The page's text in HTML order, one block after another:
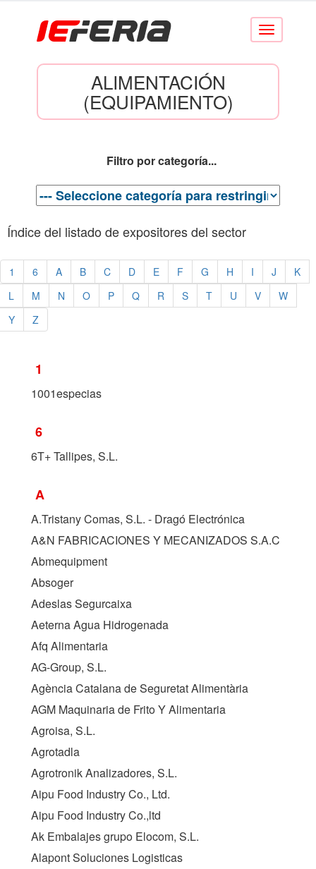
Conmutar
navegación
ALIMENTACIÓN
(EQUIPAMIENTO)
Filtro por categoría...
Índice del listado de expositores del sector
1 6 A B C D E F G H I J
K
L
M N O P Q R S T U V
W
Y
Z
1
1001especias
6
6T+ Tallipes, S.L.
A
A.Tristany Comas, S.L. - Dragó Electrónica
A&N FABRICACIONES Y MECANIZADOS S.A.C
Abmequipment
Absoger
Adeslas Segurcaixa
Aeterna Agua Hidrogenada
Afq Alimentaria
AG-Group, S.L.
Agència Catalana de Seguretat Alimentària
AGM Maquinaria de Frito Y Alimentaria
Agroisa, S.L.
Agrotadla
Agrotronik Analizadores, S.L.
Aipu Food Industry Co., Ltd.
Aipu Food Industry Co.,ltd
Ak Embalajes grupo Elocom, S.L.
Alapont Soluciones Logisticas